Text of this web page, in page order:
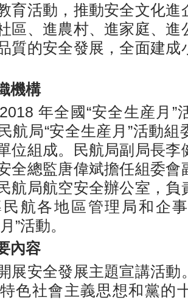
育活動，推動安全文化進
區、進農村、進家庭、進
質的安全發展，全面建成
機構
年全國“安全生産月”
航局“安全生産月”活動
位組成。民航局副局長李
全總監唐偉斌擔任組委會
航局航空安全辦公室，負
航各地區管理局和企
”活動。
內容
安全發展主題宣講活動
色社會主義思想和黨的